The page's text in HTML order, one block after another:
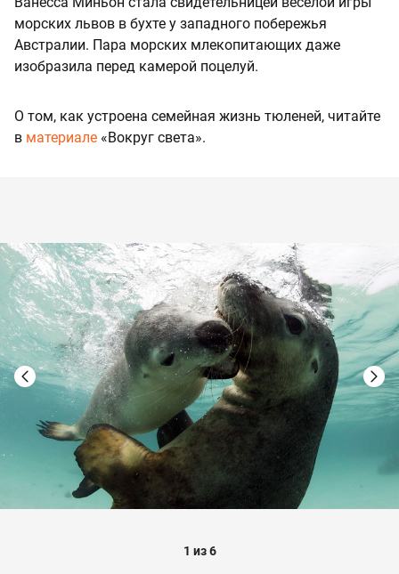
морских львов в бухте у западного побережья
Австралии. Пара морских млекопитающих даже
изобразила перед камерой поцелуй.
О том, как устроена семейная жизнь тюленей, читайте
в материале «Вокруг света».
1 из 6